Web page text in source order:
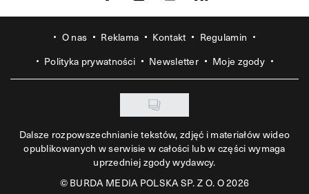
O nas Reklama Kontakt
Regulamin
Polityka prywatności
Newsletter Moje zgody
Dalsze rozpowszechnianie tekstów, zdjęć i materiałów wideo
opublikowanych w serwisie w całości lub w części wymaga
uprzedniej zgody wydawcy.
©BURDA MEDIA POLSKA SP. Z O. O 2026